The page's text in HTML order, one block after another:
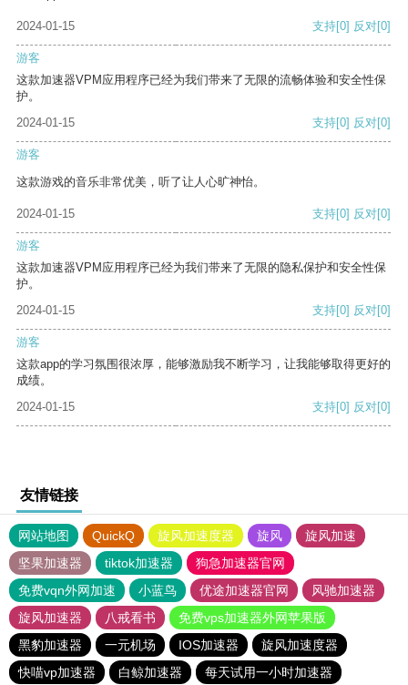
2024-01-15 支持[0] 反对[0]
游客
这款加速器VPM应用程序已经为我们带来了无限的流畅体验和安全性保
护。
2024-01-15
支持[0] 反对[0]
游客
这款游戏的音乐非常优美，听了让人心旷神怡。
2024-01-15 支持[0] 反对[0]
游客
这款加速器VPM应用程序已经为我们带来了无限的隐私保护和安全性保
护。
2024-01-15
支持[0] 反对[0]
游客
这款app的学习氛围很浓厚，能够激励我不断学习，让我能够取得更好的
成绩。
2024-01-15
支持[0] 反对[0]
友情链接
网站地图 QuickQ 旋风加速度器 旋风
旋风加速
坚果加速器
tiktok加速器
狗急加速器官网
免费vqn外网加速
小蓝鸟 优途加速器官网
风驰加速器
旋风加速器
八戒看书
免费vps加速器外网苹果版
黑豹加速器
一元机场 IOS加速器
旋风加速度器
快喵vp加速器
白鲸加速器 每天试用一小时加速器